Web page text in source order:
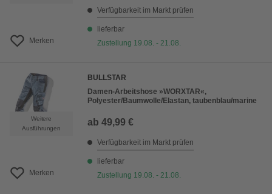
Merken
Verfügbarkeit im Markt prüfen
lieferbar
Zustellung 19.08. - 21.08.
Weitere
Ausführungen
Merken
BULLSTAR
Damen-Arbeitshose »WORXTAR«,
Polyester/Baumwolle/Elastan, taubenblau/marine
ab 49,99 €
Verfügbarkeit im Markt prüfen
lieferbar
Zustellung 19.08. - 21.08.